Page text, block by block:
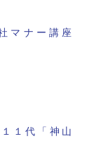
マナー講座
１代「神山